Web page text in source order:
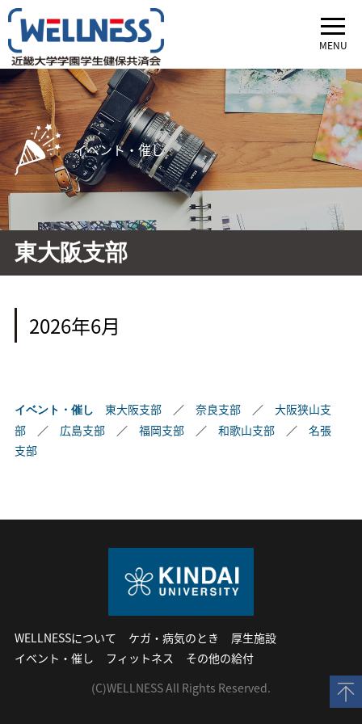
MENU
イベント・催し
東大阪支部
2026年6月
イベント・催し 東大阪支部／ 奈良支部／ 大阪狭山支
部／ 広島支部／ 福岡支部／ 和歌山支部／ 名張
支部
WELLNESSについて ケガ・病気のとき
厚生施設
イベント・催し
フィットネス
その他の給付
(C)WELLNESS All Rights Reserved.